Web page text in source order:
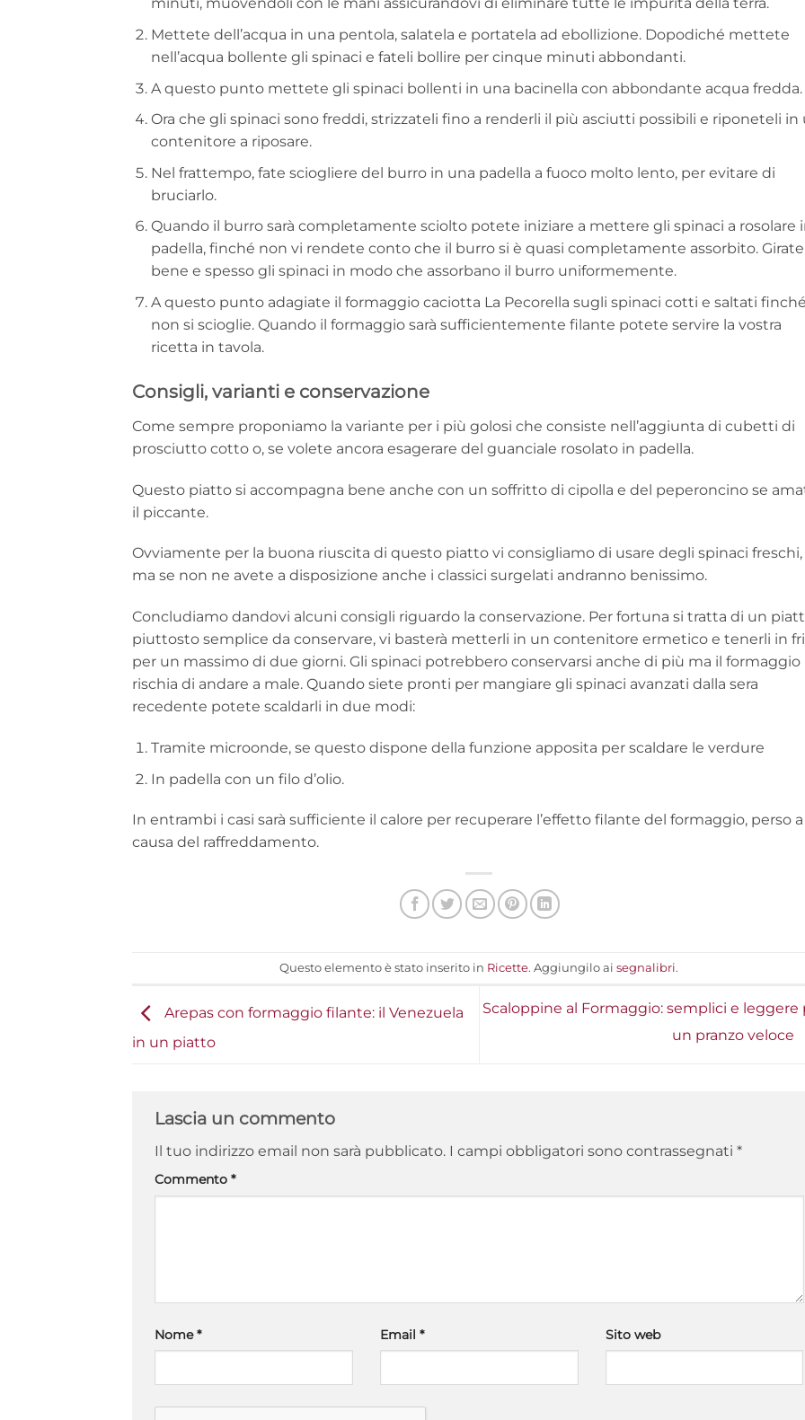
minuti, muovendoli con le mani assicurandovi di eliminare tutte le impurità della terra.
Mettete dell’acqua in una pentola, salatela e portatela ad ebollizione. Dopodiché mettete
nell’acqua bollente gli spinaci e fateli bollire per cinque minuti abbondanti.
A questo punto mettete gli spinaci bollenti in una bacinella con abbondante acqua fredda.
Ora che gli spinaci sono freddi, strizzateli fino a renderli il più asciutti possibili e riponeteli in
contenitore a riposare.
Nel frattempo, fate sciogliere del burro in una padella a fuoco molto lento, per evitare di
bruciarlo.
Quando il burro sarà completamente sciolto potete iniziare a mettere gli spinaci a rosolare
padella, finché non vi rendete conto che il burro si è quasi completamente assorbito. Girate
bene e spesso gli spinaci in modo che assorbano il burro uniformemente.
A questo punto adagiate il formaggio caciotta La Pecorella sugli spinaci cotti e saltati finché
non si scioglie. Quando il formaggio sarà sufficientemente filante potete servire la vostra
ricetta in tavola.
Consigli, varianti e conservazione
Come sempre proponiamo la variante per i più golosi che consiste nell’aggiunta di cubetti di
prosciutto cotto o, se volete ancora esagerare del guanciale rosolato in padella.
Questo piatto si accompagna bene anche con un soffritto di cipolla e del peperoncino se
il piccante.
Ovviamente per la buona riuscita di questo piatto vi consigliamo di usare degli spinaci freschi,
ma se non ne avete a disposizione anche i classici surgelati andranno benissimo.
Concludiamo dandovi alcuni consigli riguardo la conservazione. Per fortuna si tratta di un
piuttosto semplice da conservare, vi basterà metterli in un contenitore ermetico e tenerli in
per un massimo di due giorni. Gli spinaci potrebbero conservarsi anche di più ma il formaggio
rischia di andare a male. Quando siete pronti per mangiare gli spinaci avanzati dalla sera
recedente potete scaldarli in due modi:
Tramite microonde, se questo dispone della funzione apposita per scaldare le verdure
In padella con un filo d’olio.
In entrambi i casi sarà sufficiente il calore per recuperare l’effetto filante del formaggio, perso a
causa del raffreddamento.
Questo elemento è stato inserito in Ricette. Aggiungilo aisegnalibri.
Arepas con formaggio filante: il Venezuela
in un piatto
Scaloppine al Formaggio: semplici e leggere
un pranzo veloce
Lascia un commento
Il tuo indirizzo email non sarà pubblicato. I campi obbligatori sono contrassegnati *
Commento *
Nome* Email * Sito web